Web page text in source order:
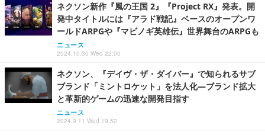
ネクソン新作『風の王国 2』『Project RX』発表。開
発中タイトルには『アラド戦記』ベースのオープンワ
ールドARPGや『マビノギ英雄伝』世界舞台のARPGも
ニュース
2024.10.30 Wed 22:00
ネクソン、『デイヴ・ザ・ダイバー』で知られるサブ
ブランド「ミントロケット」を法人化―ブランド拡大
と革新的ゲームの迅速な開発目指す
ニュース
2024.9.11 Wed 19:52